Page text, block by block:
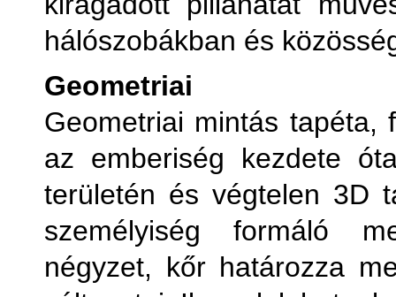
hálószobákban és
Geometriai
Geometriai mintás tapéta,
az emberiség kezdete
területén és végtelen 3D
személyiség formáló
négyzet, kőr határozza